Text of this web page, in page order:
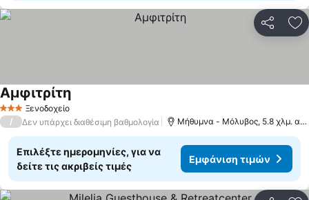
3 ΑστέριαΞενοδοχείο
ΑμφιτρίτηΕμφάνιση τιμών
/ Δεν υπάρχει διαθέσιμη βαθμολογία Μήθυμνα - Μόλυβος, 5.8 χλμ.
Επιλέξτε ημερομηνίες, για να
δείτε τις ακριβείς τιμές
Εμφάνιση τιμών